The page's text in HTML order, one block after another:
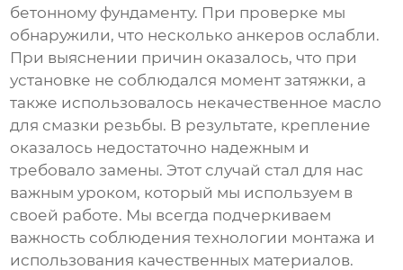
бетонному фундаменту. При проверке мы
обнаружили, что несколько анкеров ослабли.
При выяснении причин оказалось, что при
установке не соблюдался момент затяжки, а
также использовалось некачественное масло
для смазки резьбы. В результате, крепление
оказалось недостаточно надежным и
требовало замены. Этот случай стал для нас
важным уроком, который мы используем в
своей работе. Мы всегда подчеркиваем
важность соблюдения технологии монтажа и
использования качественных материалов.